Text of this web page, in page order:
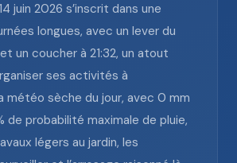
juin 2026 s’inscrit dans une
longues, avec un lever du
un coucher à 21:32, un atout
ses activités à
météo sèche du jour, avec 0 mm
de probabilité maximale de pluie,
légers au jardin, les